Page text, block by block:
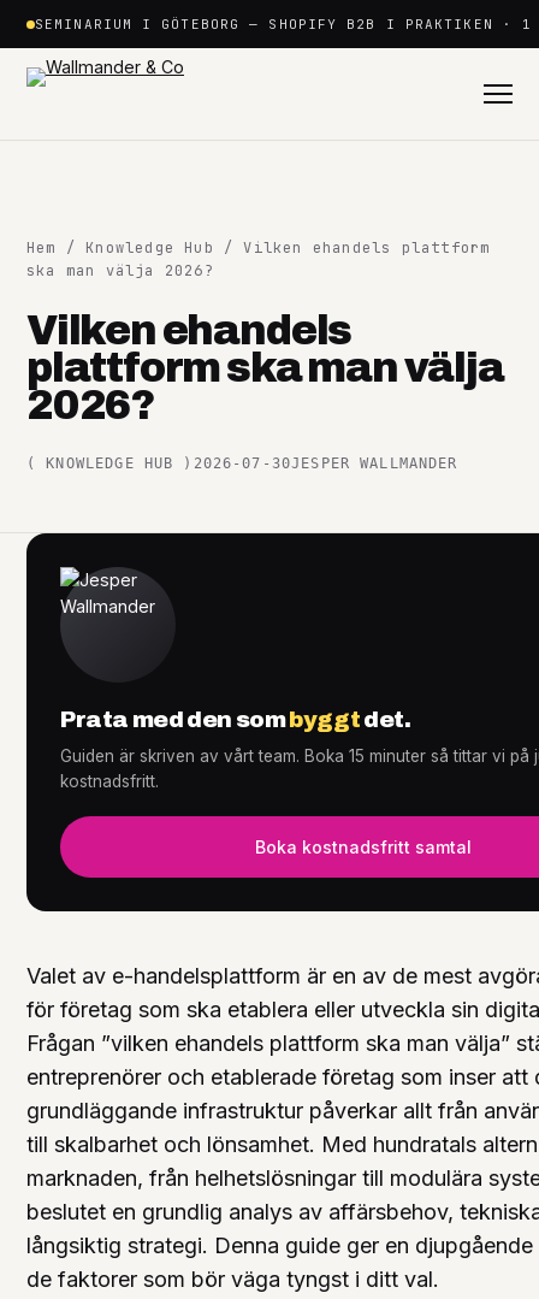
innehåll
SEMINARIUM I GÖTEBORG — SHOPIFY B2B I PRAKTIKEN · 1
Shopify +
Plattformar +
Tjänster
Knowledge Hub
Hem / Knowledge Hub
/ Vilken ehandels plattform
ska man välja 2026?
Vilken ehandels
plattform ska man välja
2026?
( KNOWLEDGE HUB ) 2026-07-30JESPER WALLMANDER
Valet av e-handelsplattform är en av de mest
för företag som ska etablera eller utveckla sin
Frågan ”vilken ehandels plattform ska man välja”
entreprenörer och etablerade företag som inser att
grundläggande infrastruktur påverkar allt från
till skalbarhet och lönsamhet. Med hundratals
marknaden, från helhetslösningar till modulära
beslutet en grundlig analys av affärsbehov,
långsiktig strategi. Denna guide ger en
de faktorer som bör väga tyngst i ditt val.
Prata med den sombyggtdet.
Guiden är skriven av vårt team. Boka 15 minuter så tittar vi
kostnadsfritt.
Boka kostnadsfritt samtal